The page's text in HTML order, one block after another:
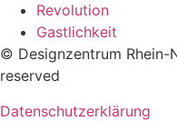
Revolution
Gastlichkeit
© Designzentrum Rhein-
reserved
Datenschutzerklärung